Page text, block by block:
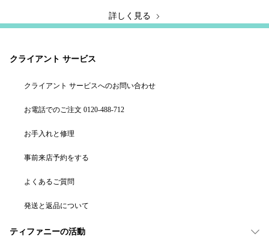
詳しく見る
クライアント サービス
クライアント サービスへのお問い合わせ
お電話でのご注文 0120-488-712
お手入れと修理
事前来店予約をする
よくあるご質問
発送と返品について
ティファニーの活動